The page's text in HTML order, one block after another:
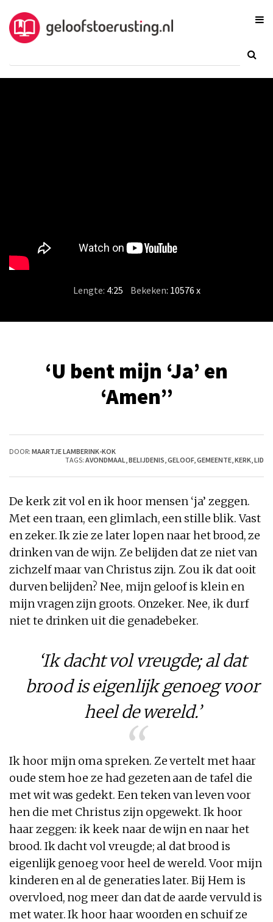
Lengte: 4:25 Bekeken: 10576 x
‘U bent mijn ‘Ja’ en
‘Amen”
DOOR: MAARTJE LAMBERINK-KOK
TAGS: AVONDMAAL BELIJDENIS GELOOF, GEMEENTE KERK LID
De kerk zit vol en ik hoor mensen ‘ja’ zeggen.
Met een traan, een glimlach, een stille blik. Vast
en zeker. Ik zie ze later lopen naar het brood, ze
drinken van de wijn. Ze belijden dat ze niet van
zichzelf maar van Christus zijn. Zou ik dat ooit
durven belijden? Nee, mijn geloof is klein en
mijn vragen zijn groots. Onzeker. Nee, ik durf
niet te drinken uit die genadebeker.
‘Ik dacht vol vreugde; al dat
brood is eigenlijk genoeg voor
heel de wereld.’
Ik hoor mijn oma spreken. Ze vertelt met haar
oude stem hoe ze had gezeten aan de tafel die
met wit was gedekt. Een teken van leven voor
hen die met Christus zijn opgewekt. Ik hoor
haar zeggen: ik keek naar de wijn en naar het
brood. Ik dacht vol vreugde; al dat brood is
eigenlijk genoeg voor heel de wereld. Voor mijn
kinderen en al de generaties later. Bij Hem is
overvloed, nog meer dan dat de aarde vervuld is
met water. Ik hoor haar woorden en schuif ze